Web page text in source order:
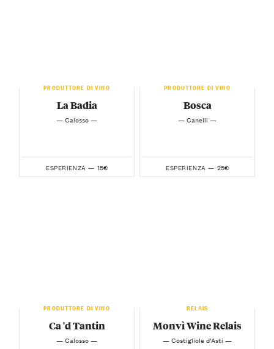
PRODUTTORE DI VINO
La Badia
— Calosso —
ESPERIENZA — 15€
PRODUTTORE DI VINO
Bosca
— Canelli —
ESPERIENZA — 25€
PRODUTTORE DI VINO
Ca 'd Tantin
— Calosso —
RELAIS
Monvì Wine Relais
— Costigliole d’Asti —